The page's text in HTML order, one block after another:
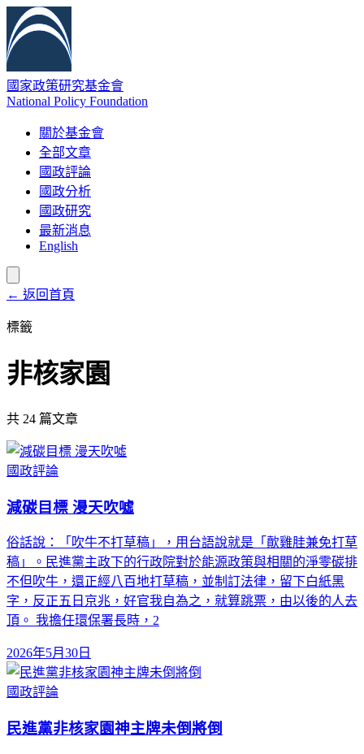
國家政策研究基金會
National Policy Foundation
關於基金會
全部文章
國政評論
國政分析
國政研究
最新消息
English
← 返回首頁
標籤
非核家園
共 24 篇文章
國政評論
減碳目標 漫天吹噓
俗話說：「吹牛不打草稿」，用台語說就是「歕雞胿兼免打草
稿」。民進黨主政下的行政院對於能源政策與相關的淨零碳排
不但吹牛，還正經八百地打草稿，並制訂法律，留下白紙黑
字，反正五日京兆，好官我自為之，就算跳票，由以後的人去
頂。 我擔任環保署長時，2
2026年5月30日
國政評論
民進黨非核家園神主牌未倒將倒